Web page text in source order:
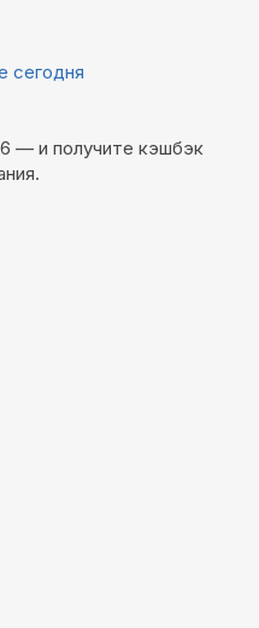
сегодня
— и получите кэшбэк